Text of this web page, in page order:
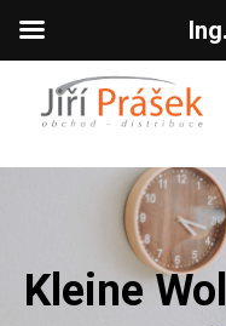
Kleine